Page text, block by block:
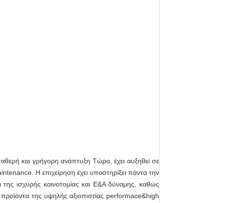
και γρήγορη ανάπτυξη Τώρα, έχει αυξηθεί σε
Η επιχείρηση έχει υποστηρίξει πάντα την
ισχυρής καινοτομίας και Ε&Α δύναμης, καθώς
της υψηλής αξιοπιστίας performace&high